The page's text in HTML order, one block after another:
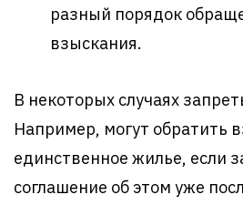
разный порядок
взыскания.
В некоторых случаях
Например, могут обратить
единственное жилье, если
соглашение об этом уже